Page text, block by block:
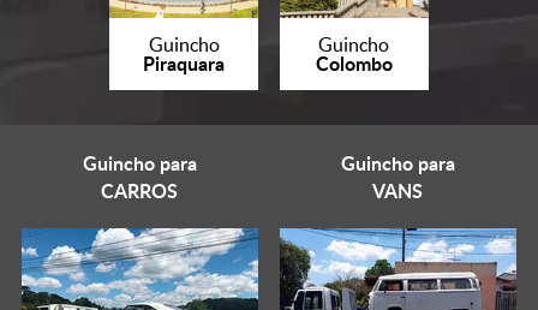
Guincho
Piraquara
Guincho
Colombo
Guincho para
CARROS
Guincho para
VANS